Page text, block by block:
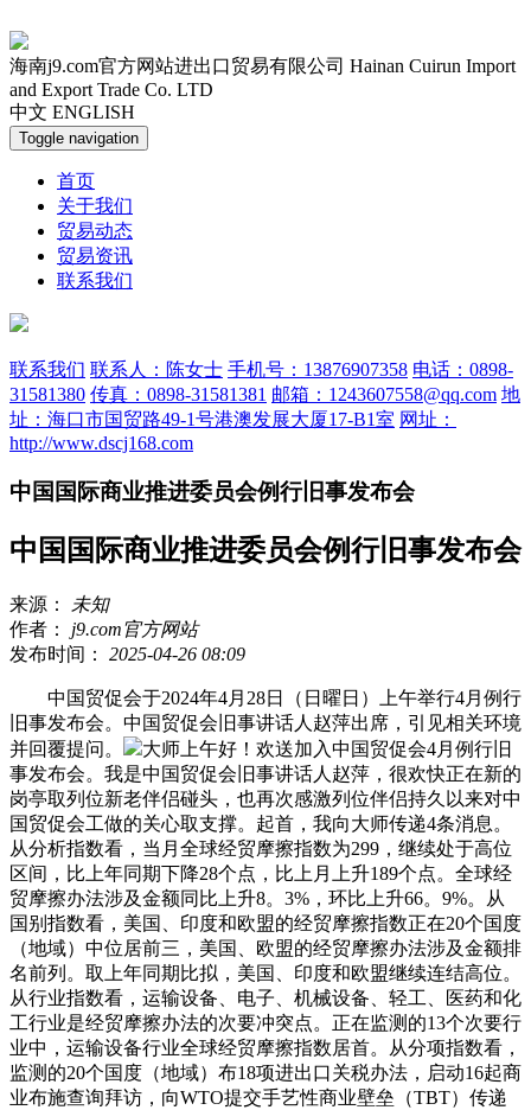
海南j9.com官方网站进出口贸易有限公司 Hainan Cuirun Import
and Export Trade Co. LTD
中文 ENGLISH
Toggle navigation
首页
关于我们
贸易动态
贸易资讯
联系我们
联系我们 联系人：陈女士 手机号：13876907358 电话：0898-
31581380 传真：0898-31581381 邮箱：1243607558@qq.com 地
址：海口市国贸路49-1号港澳发展大厦17-B1室 网址：
http://www.dscj168.com
中国国际商业推进委员会例行旧事发布会
中国国际商业推进委员会例行旧事发布会
来源：
未知
作者： j9.com官方网站
发布时间： 2025-04-26 08:09
中国贸促会于2024年4月28日（日曜日）上午举行4月例行
旧事发布会。中国贸促会旧事讲话人赵萍出席，引见相关环境
并回覆提问。
大师上午好！欢送加入中国贸促会4月例行旧
事发布会。我是中国贸促会旧事讲话人赵萍，很欢快正在新的
岗亭取列位新老伴侣碰头，也再次感激列位伴侣持久以来对中
国贸促会工做的关心取支撑。起首，我向大师传递4条消息。
从分析指数看，当月全球经贸摩擦指数为299，继续处于高位
区间，比上年同期下降28个点，比上月上升189个点。全球经
贸摩擦办法涉及金额同比上升8。3%，环比上升66。9%。从
国别指数看，美国、印度和欧盟的经贸摩擦指数正在20个国度
（地域）中位居前三，美国、欧盟的经贸摩擦办法涉及金额排
名前列。取上年同期比拟，美国、印度和欧盟继续连结高位。
从行业指数看，运输设备、电子、机械设备、轻工、医药和化
工行业是经贸摩擦办法的次要冲突点。正在监测的13个次要行
业中，运输设备行业全球经贸摩擦指数居首。从分项指数看，
监测的20个国度（地域）布18项进出口关税办法，启动16起商
业布施查询拜访，向WTO提交手艺性商业壁垒（TBT）传递